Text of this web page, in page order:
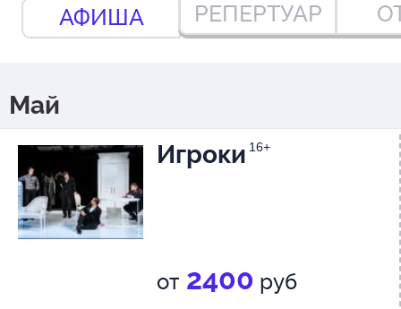
АФИША РЕПЕРТУАР
Май
Игроки 16+
от 2400 руб